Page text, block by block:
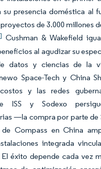
su presencia doméstica al
de 3.000 millones
Cushman & Wakefield
al agudizar su
datos y ciencias de la
Space-Tech y China
y las redes
ISS y Sodexo
—la compra por parte de
Compass en China
integrada
éxito depende cada vez